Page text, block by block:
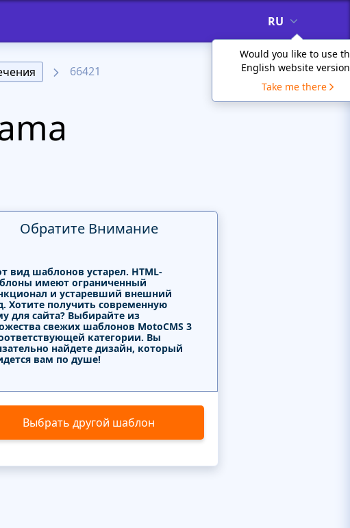
RU
Would you like to use
English website
Take me there
66421
Обратите Внимание
вид шаблонов устарел. HTML-
имеют ограниченный
и устаревший внешний
Хотите получить современную
для сайта? Выбирайте из
свежих шаблонов MotoCMS 3
категории. Вы
найдете дизайн, который
вам по душе!
Выбрать другой шаблон